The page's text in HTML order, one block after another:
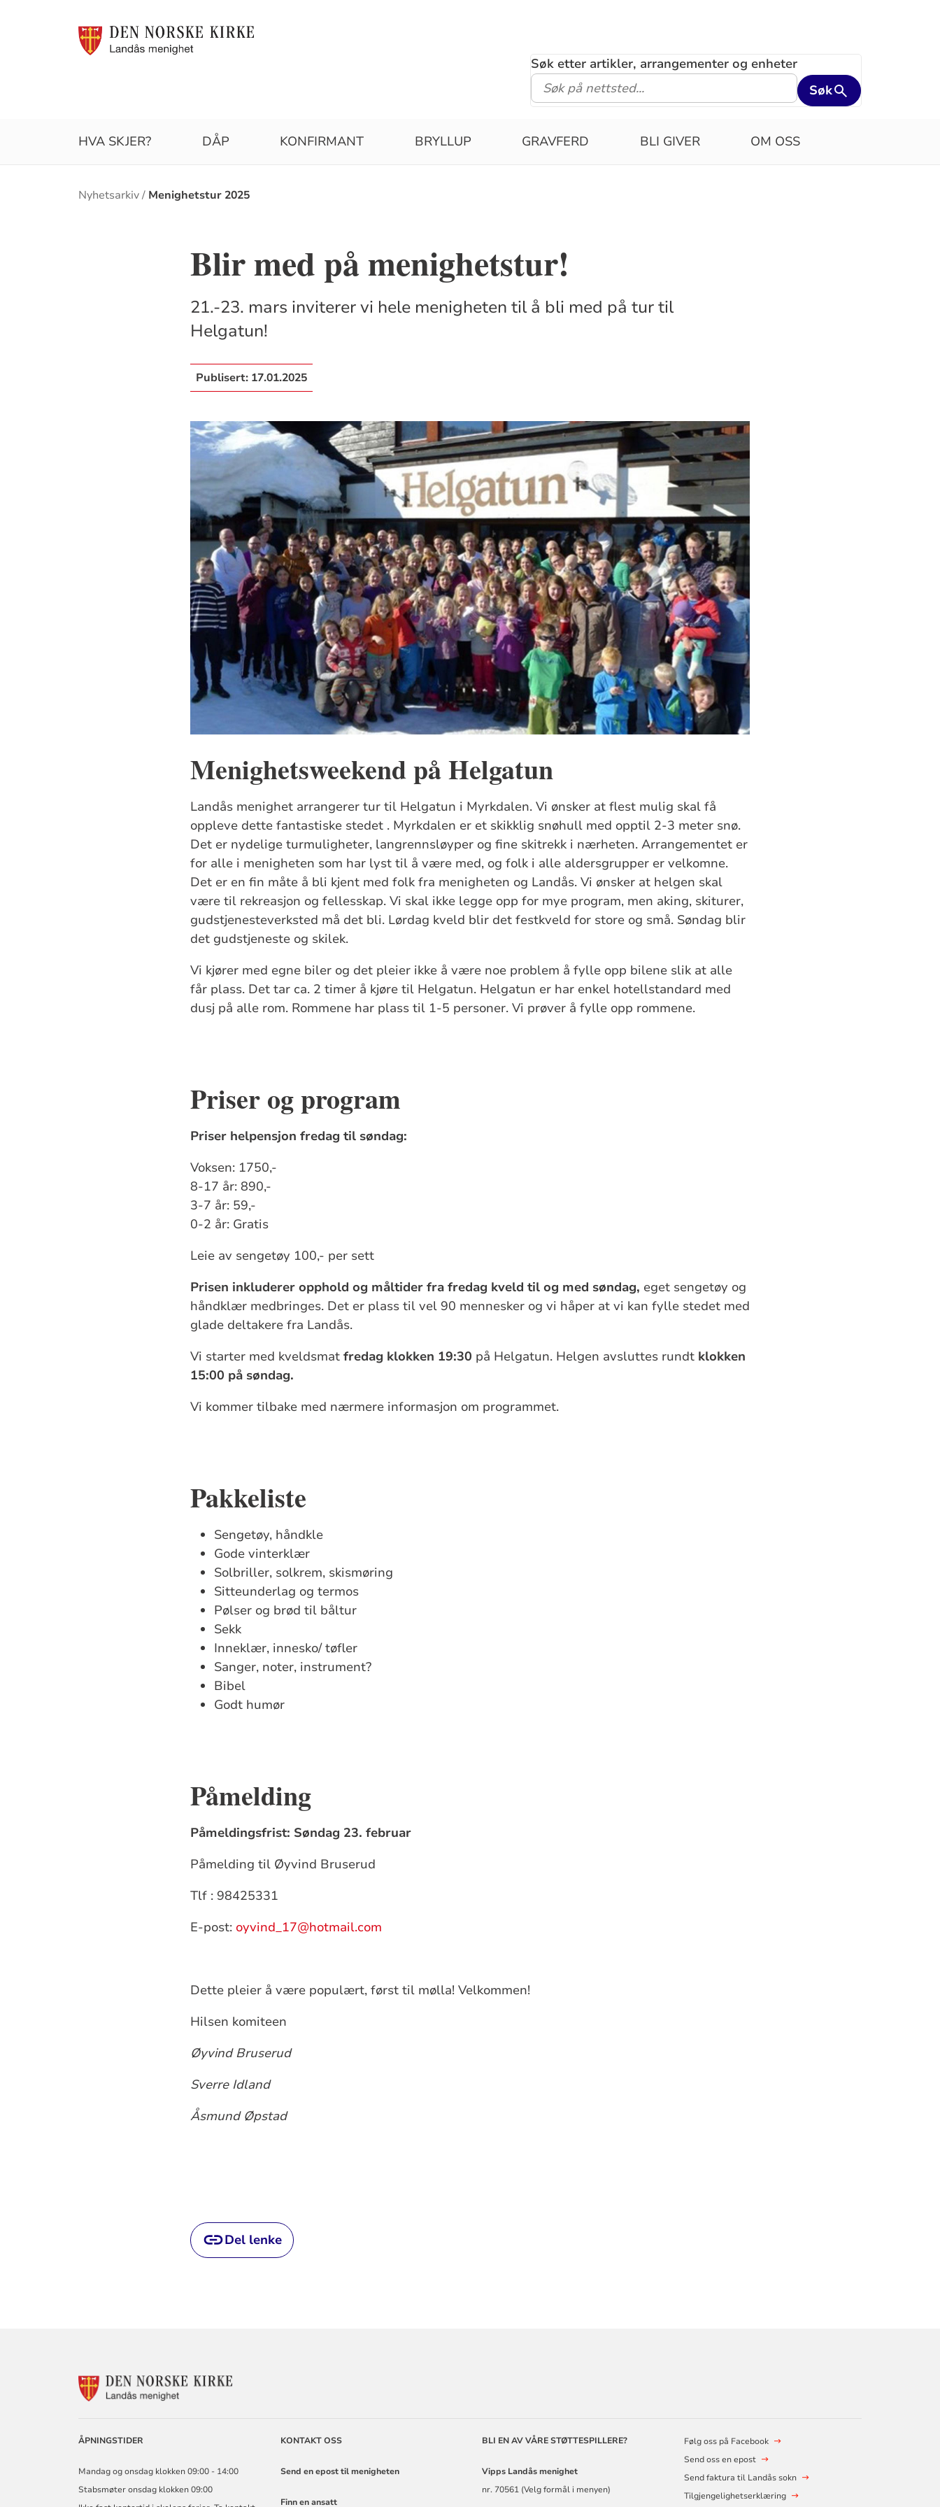
Søk etter artikler, arrangementer og enheter
Søk
HVA SKJER? DÅP KONFIRMANT BRYLLUP GRAVFERD BLI GIVER OM OSS
Brødsmulesti
Nyhetsarkiv Menighetstur 2025
Blir med på menighetstur!
21.-23. mars inviterer vi hele menigheten til å bli med på tur til
Helgatun!
Publisert: 17.01.2025
Menighetsweekend på Helgatun
Landås menighet arrangerer tur til Helgatun i Myrkdalen. Vi ønsker at flest mulig skal få
oppleve dette fantastiske stedet . Myrkdalen er et skikklig snøhull med opptil 2-3 meter snø.
Det er nydelige turmuligheter, langrennsløyper og fine skitrekk i nærheten. Arrangementet er
for alle i menigheten som har lyst til å være med, og folk i alle aldersgrupper er velkomne.
Det er en fin måte å bli kjent med folk fra menigheten og Landås. Vi ønsker at helgen skal
være til rekreasjon og fellesskap. Vi skal ikke legge opp for mye program, men aking, skiturer,
gudstjenesteverksted må det bli. Lørdag kveld blir det festkveld for store og små. Søndag blir
det gudstjeneste og skilek.
Vi kjører med egne biler og det pleier ikke å være noe problem å fylle opp bilene slik at alle
får plass. Det tar ca. 2 timer å kjøre til Helgatun. Helgatun er har enkel hotellstandard med
dusj på alle rom. Rommene har plass til 1-5 personer. Vi prøver å fylle opp rommene.
Priser og program
Priser helpensjon fredag til søndag:
Voksen: 1750,-
8-17 år: 890,-
3-7 år: 59,-
0-2 år: Gratis
Leie av sengetøy 100,- per sett
Prisen inkluderer opphold og måltider fra fredag kveld til og med søndag, eget sengetøy og
håndklær medbringes. Det er plass til vel 90 mennesker og vi håper at vi kan fylle stedet med
glade deltakere fra Landås.
Vi starter med kveldsmat fredag klokken 19:30 på Helgatun. Helgen avsluttes rundt klokken
15:00 på søndag.
Vi kommer tilbake med nærmere informasjon om programmet.
Pakkeliste
Sengetøy, håndkle
Gode vinterklær
Solbriller, solkrem, skismøring
Sitteunderlag og termos
Pølser og brød til båltur
Sekk
Inneklær, innesko/ tøfler
Sanger, noter, instrument?
Bibel
Godt humør
Påmelding
Påmeldingsfrist: Søndag 23. februar
Påmelding til Øyvind Bruserud
Tlf : 98425331
E-post: oyvind_17@hotmail.com
Dette pleier å være populært, først til mølla! Velkommen!
Hilsen komiteen
Øyvind Bruserud
Sverre Idland
Åsmund Øpstad
Del lenke
KONTAKTINFORMASJON
ÅPNINGSTIDER
Mandag og onsdag klokken 09:00 - 14:00
Stabsmøter onsdag klokken 09:00
KONTAKT OSS
Send en epost til menigheten
Finn en ansatt
BLI EN AV VÅRE STØTTESPILLERE?
Vipps Landåsmenighet
nr. 70561 (Velg formål i menyen)
Følg oss på Facebook
Send oss en epost
Send faktura til Landås sokn
Tilgjengelighetserklæring